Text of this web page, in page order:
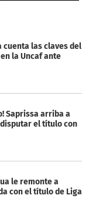
cuenta las claves del
la Uncaf ante
Saprissa arriba a
el título con
le remonte a
con el título de Liga